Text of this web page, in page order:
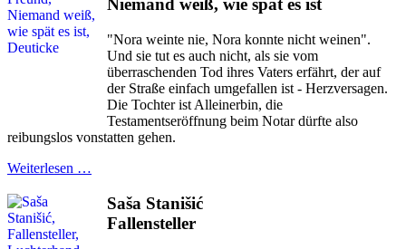
Niemand weiß, wie spät es ist
"Nora weinte nie, Nora konnte nicht weinen".
Und sie tut es auch nicht, als sie vom
überraschenden Tod ihres Vaters erfährt, der auf
der Straße einfach umgefallen ist - Herzversagen.
Die Tochter ist Alleinerbin, die
Testamentseröffnung beim Notar dürfte also
reibungslos vonstatten gehen.
Weiterlesen …
Saša Stanišić
Fallensteller